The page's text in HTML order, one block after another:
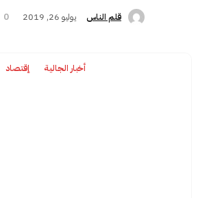
قلم الناس يوليو 26, 2019 0
أخبار الجالية إقتصاد